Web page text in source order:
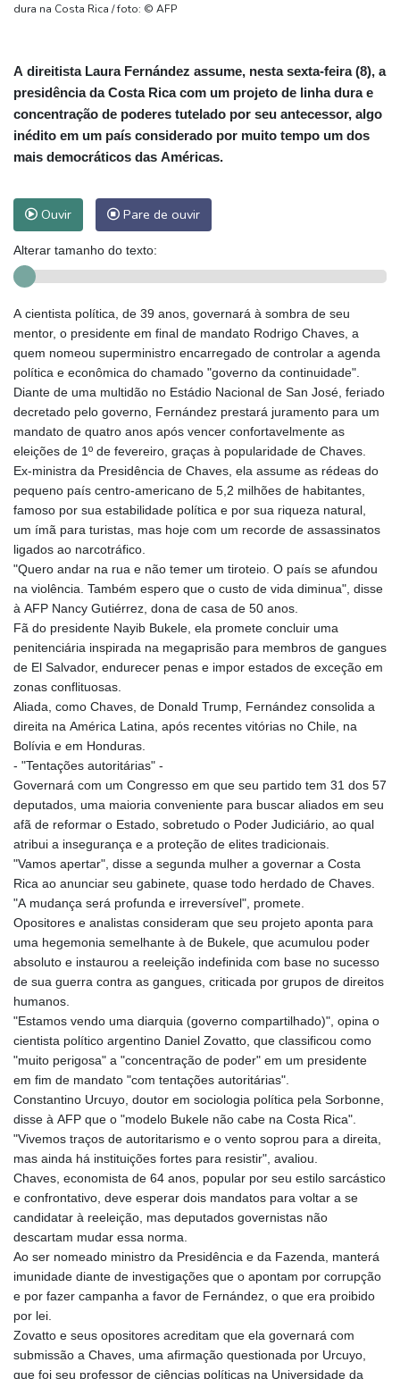
dura na Costa Rica / foto: © AFP
A direitista Laura Fernández assume, nesta sexta-feira (8), a
presidência da Costa Rica com um projeto de linha dura e
concentração de poderes tutelado por seu antecessor, algo
inédito em um país considerado por muito tempo um dos
mais democráticos das Américas.
Ouvir Pare de ouvir
Alterar tamanho do texto:
A cientista política, de 39 anos, governará à sombra de seu
mentor, o presidente em final de mandato Rodrigo Chaves, a
quem nomeou superministro encarregado de controlar a agenda
política e econômica do chamado "governo da continuidade".
Diante de uma multidão no Estádio Nacional de San José, feriado
decretado pelo governo, Fernández prestará juramento para um
mandato de quatro anos após vencer confortavelmente as
eleições de 1º de fevereiro, graças à popularidade de Chaves.
Ex-ministra da Presidência de Chaves, ela assume as rédeas do
pequeno país centro-americano de 5,2 milhões de habitantes,
famoso por sua estabilidade política e por sua riqueza natural,
um ímã para turistas, mas hoje com um recorde de assassinatos
ligados ao narcotráfico.
"Quero andar na rua e não temer um tiroteio. O país se afundou
na violência. Também espero que o custo de vida diminua", disse
à AFP Nancy Gutiérrez, dona de casa de 50 anos.
Fã do presidente Nayib Bukele, ela promete concluir uma
penitenciária inspirada na megaprisão para membros de gangues
de El Salvador, endurecer penas e impor estados de exceção em
zonas conflituosas.
Aliada, como Chaves, de Donald Trump, Fernández consolida a
direita na América Latina, após recentes vitórias no Chile, na
Bolívia e em Honduras.
- "Tentações autoritárias" -
Governará com um Congresso em que seu partido tem 31 dos 57
deputados, uma maioria conveniente para buscar aliados em seu
afã de reformar o Estado, sobretudo o Poder Judiciário, ao qual
atribui a insegurança e a proteção de elites tradicionais.
"Vamos apertar", disse a segunda mulher a governar a Costa
Rica ao anunciar seu gabinete, quase todo herdado de Chaves.
"A mudança será profunda e irreversível", promete.
Opositores e analistas consideram que seu projeto aponta para
uma hegemonia semelhante à de Bukele, que acumulou poder
absoluto e instaurou a reeleição indefinida com base no sucesso
de sua guerra contra as gangues, criticada por grupos de direitos
humanos.
"Estamos vendo uma diarquia (governo compartilhado)", opina o
cientista político argentino Daniel Zovatto, que classificou como
"muito perigosa" a "concentração de poder" em um presidente
em fim de mandato "com tentações autoritárias".
Constantino Urcuyo, doutor em sociologia política pela Sorbonne,
disse à AFP que o "modelo Bukele não cabe na Costa Rica".
"Vivemos traços de autoritarismo e o vento soprou para a direita,
mas ainda há instituições fortes para resistir", avaliou.
Chaves, economista de 64 anos, popular por seu estilo sarcástico
e confrontativo, deve esperar dois mandatos para voltar a se
candidatar à reeleição, mas deputados governistas não
descartam mudar essa norma.
Ao ser nomeado ministro da Presidência e da Fazenda, manterá
imunidade diante de investigações que o apontam por corrupção
e por fazer campanha a favor de Fernández, o que era proibido
por lei.
Zovatto e seus opositores acreditam que ela governará com
submissão a Chaves, uma afirmação questionada por Urcuyo,
que foi seu professor de ciências políticas na Universidade da